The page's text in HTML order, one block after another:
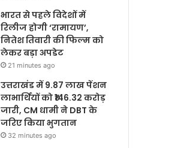
भारत से पहले विदेशों में
रिलीज होगी ‘रामायण’,
नितेश तिवारी की फिल्म को
लेकर बड़ा अपडेट
21 minutes ago
उत्तराखंड में 9.87 लाख पेंशन
लाभार्थियों को ₹146.32 करोड़
जारी, CM धामी ने DBT के
जरिए किया भुगतान
32 minutes ago